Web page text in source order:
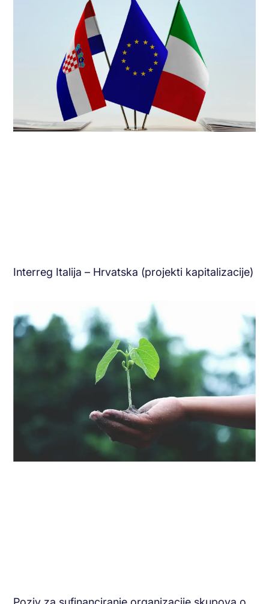
Interreg Italija – Hrvatska (projekti kapitalizacije)